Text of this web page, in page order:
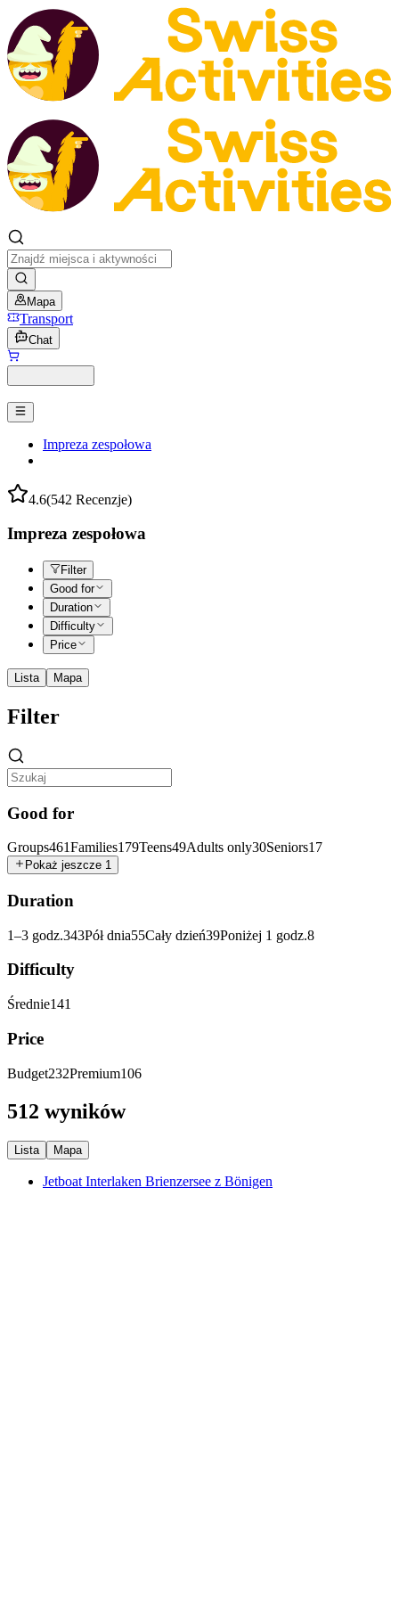
Mapa
Transport
Chat
Impreza zespołowa
4.6(542 Recenzje)
Impreza zespołowa
Filter
Good for
Duration
Difficulty
Price
Lista Mapa
Filter
Good for
Groups461Families179Teens49Adults only30Seniors17
Pokaż jeszcze 1
Duration
1–3 godz.343Pół dnia55Cały dzień39Poniżej 1 godz.8
Difficulty
Średnie141
Price
Budget232Premium106
512 wyników
Lista Mapa
Jetboat Interlaken Brienzersee z Bönigen